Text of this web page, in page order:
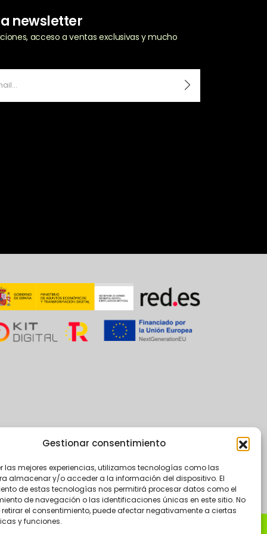
Gestionar consentimiento
las mejores experiencias, utilizamos tecnologías como las
almacenar y/o acceder a la información del dispositivo. El
de estas tecnologías nos permitirá procesar datos como el
de navegación o las identificaciones únicas en este sitio. No
el consentimiento, puede afectar negativamente a ciertas
y funciones.
newsletter
acceso a ventas exclusivas y mucho